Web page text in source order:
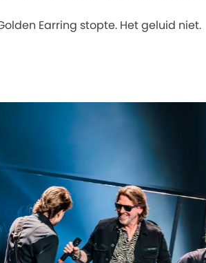
Earring stopte. Het geluid niet.